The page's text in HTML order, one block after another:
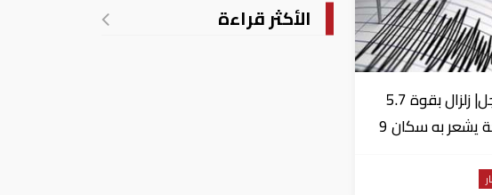
عاجل| زلزال بقوة 5.7
درجة يشعر به سكان 9
السويس
الأكثر قراءة